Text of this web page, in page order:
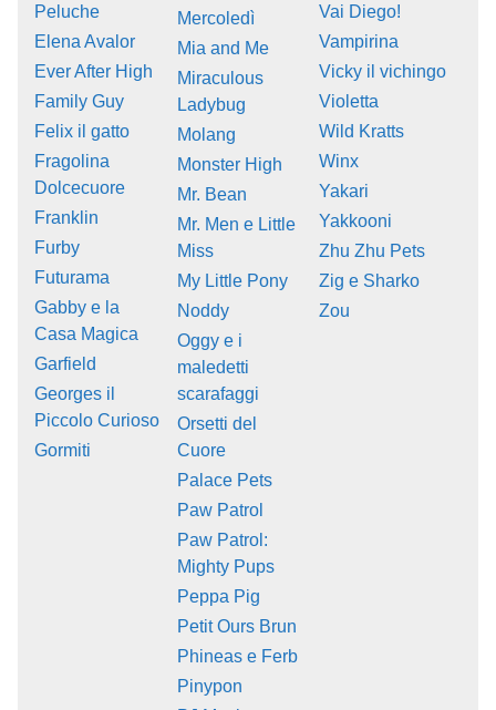
Peluche
Elena Avalor
Ever After High
Family Guy
Felix il gatto
Fragolina
Dolcecuore
Franklin
Furby
Futurama
Gabby e la
Casa Magica
Garfield
Georges il
Piccolo Curioso
Gormiti
Mercoledì
Mia and Me
Miraculous
Ladybug
Molang
Monster High
Mr. Bean
Mr. Men e Little
Miss
My Little Pony
Noddy
Oggy e i
maledetti
scarafaggi
Orsetti del
Cuore
Palace Pets
Paw Patrol
Paw Patrol:
Mighty Pups
Peppa Pig
Petit Ours Brun
Phineas e Ferb
Pinypon
Vai Diego!
Vampirina
Vicky il vichingo
Violetta
Wild Kratts
Winx
Yakari
Yakkooni
Zhu Zhu Pets
Zig e Sharko
Zou